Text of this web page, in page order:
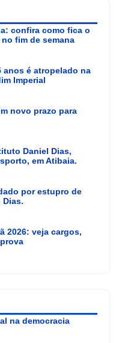
confira como fica o
fim de semana
anos é atropelado na
Imperial
novo prazo para
Daniel Dias,
em Atibaia.
por estupro de
Dias.
2026: veja cargos,
na democracia